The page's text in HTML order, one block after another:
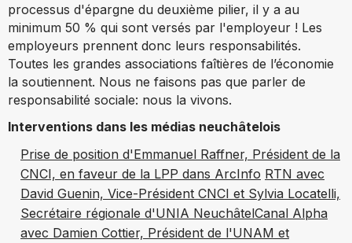
processus d'épargne du deuxième pilier, il y a au
minimum 50 % qui sont versés par l'employeur ! Les
employeurs prennent donc leurs responsabilités.
Toutes les grandes associations faîtières de l’économie
la soutiennent. Nous ne faisons pas que parler de
responsabilité sociale: nous la vivons.
Interventions dans les médias neuchâtelois
Prise de position d'Emmanuel Raffner, Président de la
CNCI, en faveur de la LPP dans ArcInfo RTN avec
David Guenin, Vice-Président CNCI et Sylvia Locatelli,
Secrétaire régionale d'UNIA NeuchâtelCanal Alpha
avec Damien Cottier, Président de l'UNAM et